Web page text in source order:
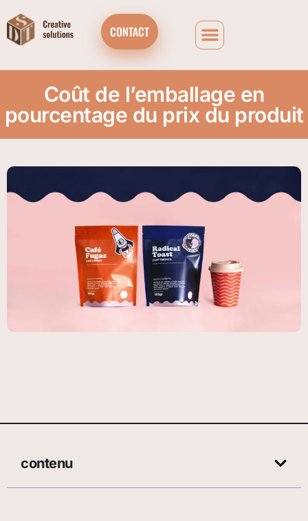
CONTACT
Coût de l’emballage en
pourcentage du prix du produit
contenu